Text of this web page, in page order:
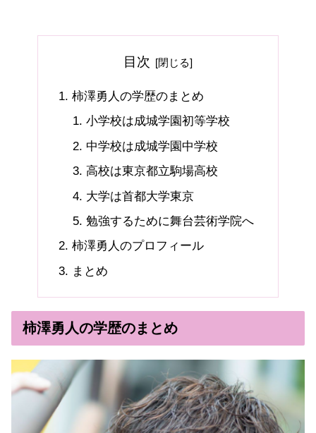
目次
柿澤勇人の学歴のまとめ
小学校は成城学園初等学校
中学校は成城学園中学校
高校は東京都立駒場高校
大学は首都大学東京
勉強するために舞台芸術学院へ
柿澤勇人のプロフィール
まとめ
柿澤勇人の学歴のまとめ